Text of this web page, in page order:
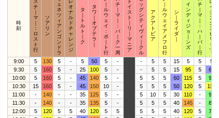
時
刻
チ
｜
マ
｜
：
ロ
ス
ト
行
ソ
ア
リ
ン
ェ
ネ
ツ
ィ
ア
ン
ゴ
ン
ド
ラ
オ
ナ
ル
ド
チ
ャ
レ
ン
ジ
タ
｜
ト
ル
ト
｜
ク
タ
ワ
｜
オ
ブ
テ
ラ
｜
｜
ル
ウ
ェ
イ
：
ポ
｜
ト
行
チ
｜
マ
｜
：
パ
｜
ク
一
周
イ
ス
ト
｜
リ
｜
マ
ニ
ア
ッ
グ
シ
テ
ィ
ヴ
ィ
｜
ク
ル
ア
ク
ア
ト
ピ
ア
｜
ル
ウ
ェ
イ
ア
メ
フ
ロ
行
シ
｜
ラ
イ
ダ
｜
イ
ン
デ
ィ
ジ
ョ
｜
ン
ズ
チ
｜
マ
｜
：
ハ
｜
バ
｜
行
イ
ジ
ン
グ
ス
ピ
リ
ッ
ツ
9:00 5 130 5 - 5 50 5 - - 5 5 15 5 5
5
9:30
5 160 5 - 25 100 5 - - 5 5 15 95 5
60
10:00
5 160 5 - 45 140 5 - 5 5 5 60 115 5
90
10:30
15 160 5 - 45 150 10 - 5 5 5 50 120 5
110
11:00
- 140 - - 35 125 5 - 5 10 5 30 110 -
90
11:30
- 140 - - 35 135 5 - 5 5 5 40 145 -
85
12:00
5 120 5 5 40 120 5 5 5 5 5 40 120 5
70